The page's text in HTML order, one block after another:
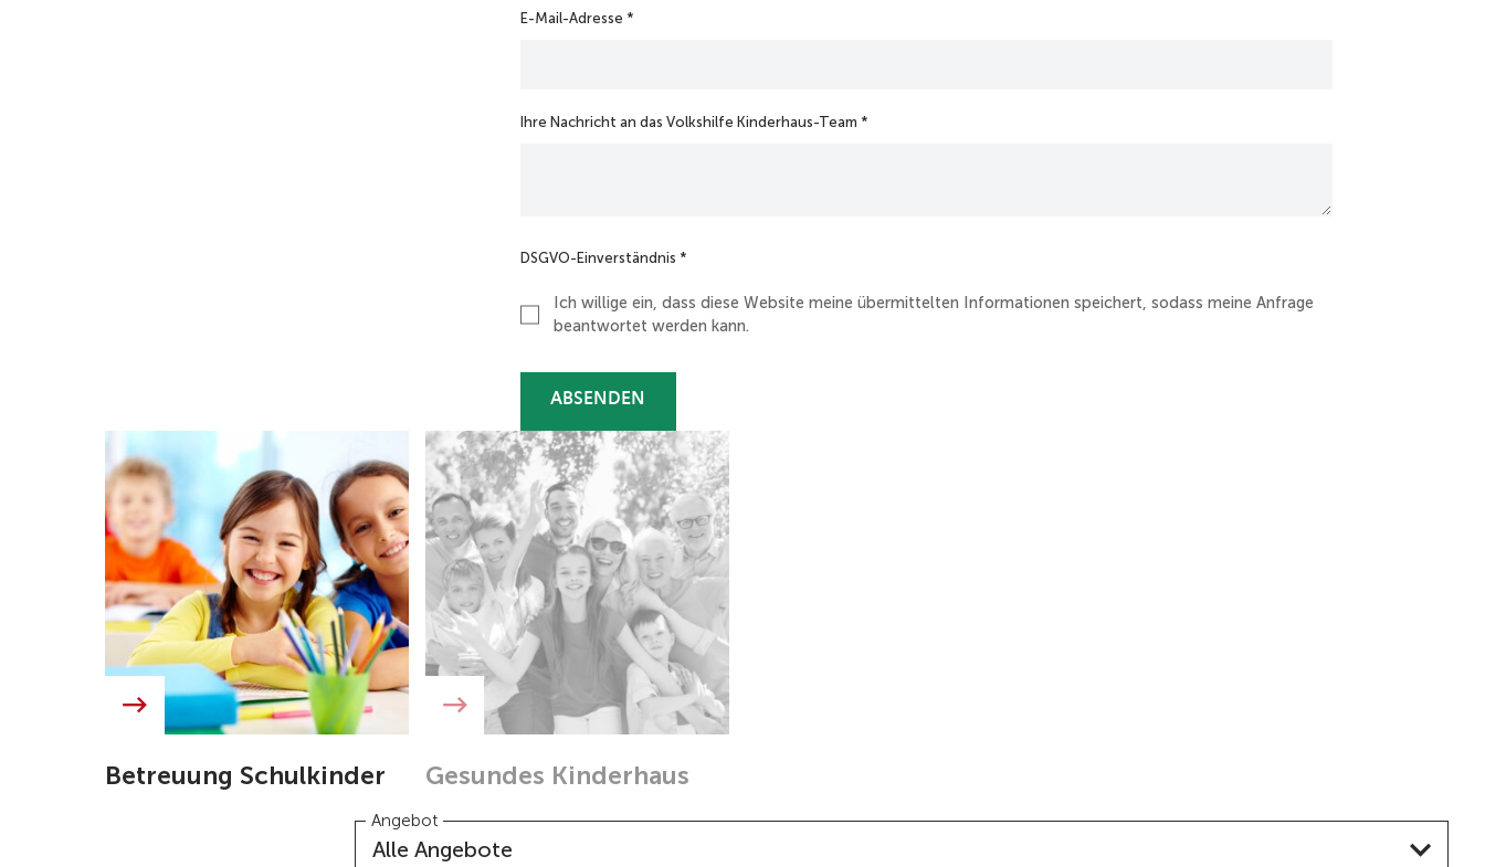
-
*
h
u
s
m
E-Mail-Adresse *
Ihre Nachricht an das Volkshilfe Kinderhaus-Team *
DSGVO-Einverständnis *
Ich willige ein, dass diese Website meine übermittelten Informationen speichert, sodass meine Anfrage
beantwortet werden kann.
ABSENDEN
Betreuung Schulkinder Gesundes Kinderhaus
Angebot
Alle Angebote